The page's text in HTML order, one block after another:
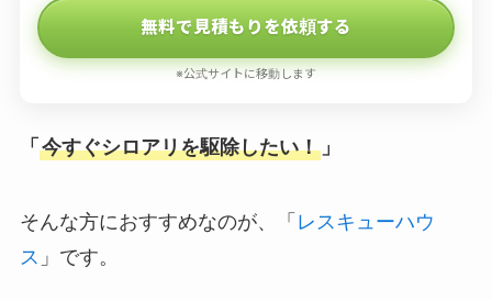
無料で見積もりを依頼する
※公式サイトに移動します
「 今すぐシロアリを駆除したい！」
そんな方におすすめなのが、「 レスキューハウ
ス 」です。